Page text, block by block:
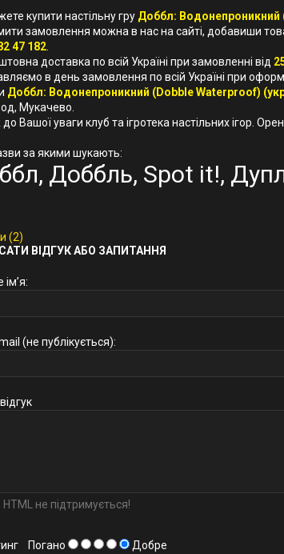
купити настільну гру Доббл: Водонепроникний
замовлення можна в нас на сайті, добавиши
47 182
доставка по всій Україні при замовленні від
в день замовлення по всій Україні при
Доббл: Водонепроникний (Dobble Waterproof)
Мукачево.
Вашої уваги клуб та ігротека настільних ігор.
за якими шукають:
Доббль, Spot it!,
(2)
ВІДГУК АБО ЗАПИТАННЯ
(не публікується):
HTML не підтримується!
Погано Добре